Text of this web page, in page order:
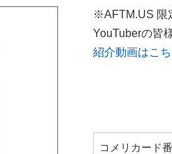
※AFTM.US 限
YouTuberの皆
紹介動画はこ
コメリカード